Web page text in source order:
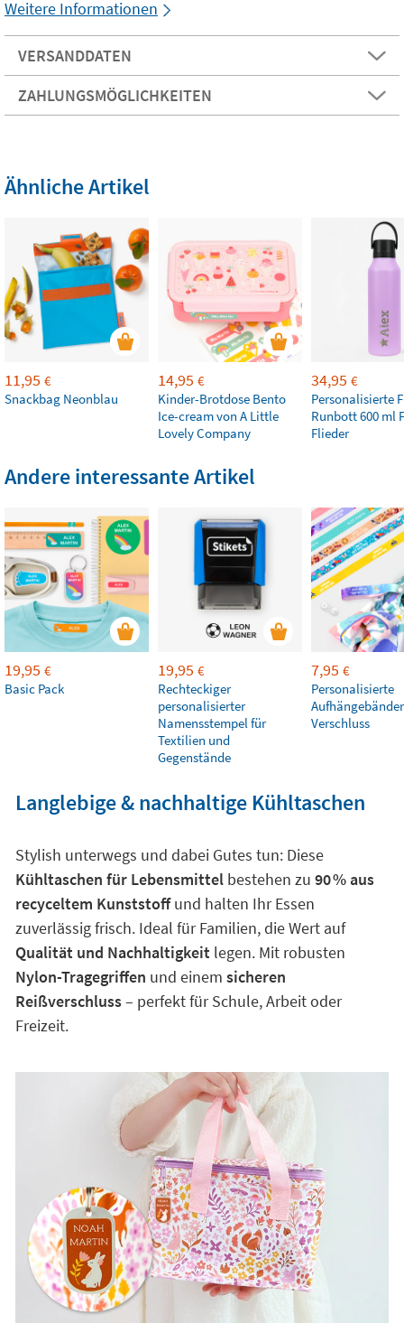
Weitere Informationen
VERSANDDATEN
ZAHLUNGSMÖGLICHKEITEN
Ähnliche Artikel
11,95 €
Snackbag Neonblau
14,95 €
Kinder-Brotdose Bento
Ice-cream von A Little
Lovely Company
34,95 €
Personalisierte
Runbott 600 ml
Flieder
Andere interessante Artikel
19,95 €
Basic Pack
19,95 €
Rechteckiger
personalisierter
Namensstempel für
Textilien und
Gegenstände
7,95 €
Personalisierte
Verschluss
Langlebige & nachhaltige Kühltaschen
Stylish unterwegs und dabei Gutes tun: Diese
Kühltaschen für Lebensmittelbestehen zu 90 % aus
recyceltem Kunststoffund halten Ihr Essen
zuverlässig frisch. Ideal für Familien, die Wert auf
Qualität und Nachhaltigkeitlegen. Mit robusten
Nylon-Tragegriffen und einem sicheren
Reißverschluss– perfekt für Schule, Arbeit oder
Freizeit.